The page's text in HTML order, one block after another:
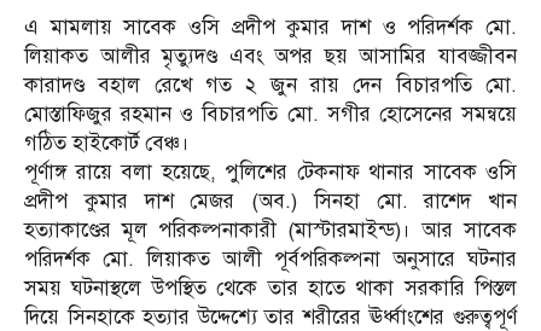
এ মামলায় সাবেক ওসি প্রদীপ কুমার দাশ ও পরিদর্শক মো.
লিয়াকত আলীর মৃত্যুদণ্ড এবং অপর ছয় আসামির যাবজ্জীবন
কারাদণ্ড বহাল রেখে গত ২ জুন রায় দেন বিচারপতি মো.
মোস্তাফিজুর রহমান ও বিচারপতি মো. সগীর হোসেনের সমন্বয়ে
গঠিত হাইকোর্ট বেঞ্চ।
পূর্ণাঙ্গ রায়ে বলা হয়েছে, পুলিশের টেকনাফ থানার সাবেক ওসি
প্রদীপ কুমার দাশ মেজর (অব.) সিনহা মো. রাশেদ খান
হত্যাকাণ্ডের মূল পরিকল্পনাকারী (মাস্টারমাইন্ড)। আর সাবেক
পরিদর্শক মো. লিয়াকত আলী পূর্বপরিকল্পনা অনুসারে ঘটনার
সময় ঘটনাস্থলে উপস্থিত থেকে তার হাতে থাকা সরকারি পিস্তল
দিয়ে সিনহাকে হত্যার উদ্দেশ্যে তার শরীরের ঊর্ধ্বাংশের গুরুত্বপূর্ণ